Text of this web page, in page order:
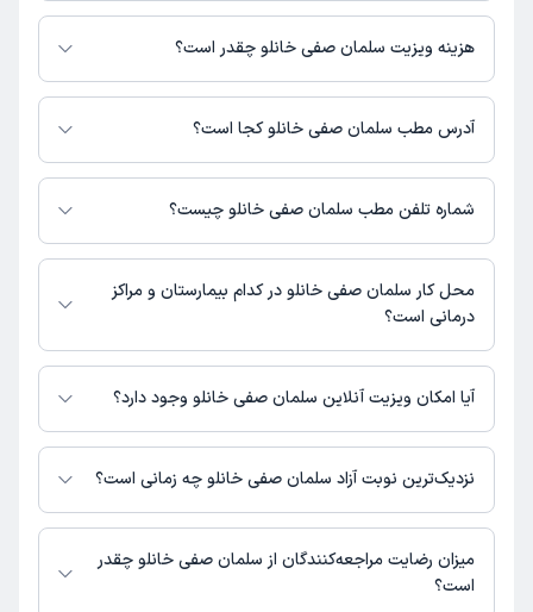
سلمان صفی خانلو در تشخیص علائم و درمان بیماری‌های مرتبط با روانشناسی
فعالیت می‌کنند.
هزینه ویزیت سلمان صفی خانلو چقدر است؟
برای اطلاع از هزینه ویزیت سلمان صفی خانلو، لازم است با مطب تماس بگیرید.
آدرس مطب سلمان صفی خانلو کجا است؟
اطلاعات مربوط به آدرس مطب سلمان صفی خانلو در حال حاضر در دسترس
نیست. برای دریافت اطلاعات دقیق‌تر، لطفاً با مطب تماس بگیرید.
شماره تلفن مطب سلمان صفی خانلو چیست؟
شماره تماس مطب سلمان صفی خانلو در حال حاضر در این صفحه ثبت نشده
محل کار سلمان صفی خانلو در کدام بیمارستان و مراکز
درمانی است؟
اطلاعاتی درباره محل فعالیت سلمان صفی خانلو در مراکز درمانی در دسترس
نیست.
آیا امکان ویزیت آنلاین سلمان صفی خانلو وجود دارد؟
در حال حاضر اطلاعاتی درباره ارائه ویزیت آنلاین توسط سلمان صفی خانلو در
دسترس نیست. برای دریافت اطلاعات دقیق‌تر، لطفاً با مطب تماس بگیرید.
نزدیک‌ترین نوبت آزاد سلمان صفی خانلو چه زمانی است؟
زمان نوبت‌دهی و پذیرش بیماران با هماهنگی مطب مشخص می‌شود.
میزان رضایت مراجعه‌کنندگان از سلمان صفی خانلو چقدر
است؟